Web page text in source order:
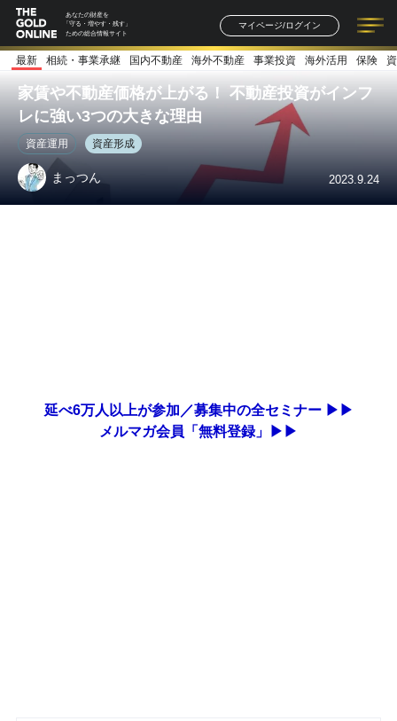
あなたの財産を
「守る・増やす・残す」
ための総合情報サイト
マイページ/ログイン
記事一覧 連載一覧
著者一覧 書籍一覧
最新 相続・事業承継 国内不動産 海外不動産 事業投資 海外活用 保険
家賃や不動産価格が上がる！ 不動産投資がインフ
レに強い3つの大きな理由
資産運用 資産形成
まっつん 2023.9.24
延べ6万人以上が参加／募集中の全セミナー ▶▶
メルマガ会員「無料登録」▶▶